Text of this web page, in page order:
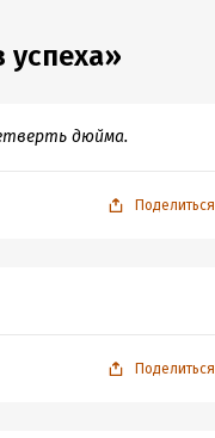
дюйма.
Поделиться
Поделиться